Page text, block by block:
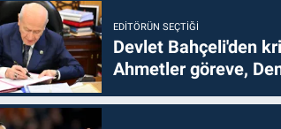
EDITÖRÜN SEÇTIĞI
Devlet Bahçeli'den
Ahmetler göreve,